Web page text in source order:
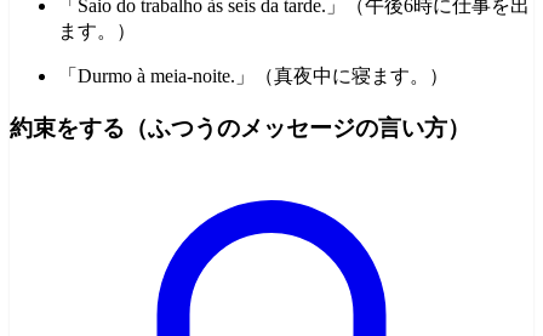
「Saio do trabalho às seis da tarde.」（午後6時に仕事を出
ます。）
「Durmo à meia-noite.」（真夜中に寝ます。）
約束をする（ふつうのメッセージの言い方）